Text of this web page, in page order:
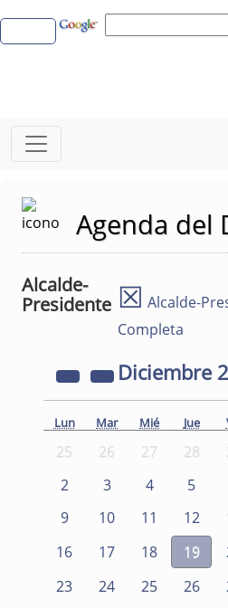
Agenda del
Alcalde-
Presidente ☒ Alcalde-
Completa
Diciembre
Lun Mar Mié Jue
25 26 27 28
2
3 4 5
9
10 11 12
16
17 18 19
23
24 25 26